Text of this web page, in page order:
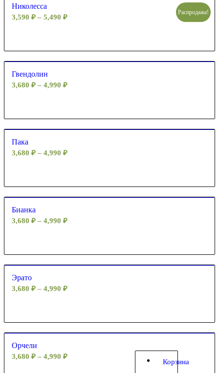
Корзина
Николесса
3,590 ₽ – 5,490 ₽
Распродажа!
Гвендолин
3,680 ₽ – 4,990 ₽
Пака
3,680 ₽ – 4,990 ₽
Бианка
3,680 ₽ – 4,990 ₽
Эрато
3,680 ₽ – 4,990 ₽
Орчели
3,680 ₽ – 4,990 ₽